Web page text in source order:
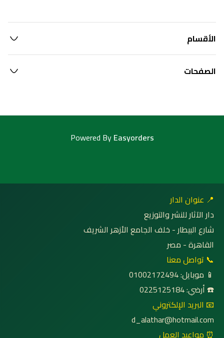
الأقسام
الصفحات
Powered ByEasyorders
📍 عنوان الدار
دار الآثار للنشر والتوزيع
شارع البيطار - خلف الجامع الأزهر الشريف
القاهرة - مصر
📞 تواصل معنا
📱 موبايل: 01002172494
☎️ أرضي: 0225125184
📧 البريد الإلكتروني
d_alathar@hotmail.com
⏰ مواعيد العمل